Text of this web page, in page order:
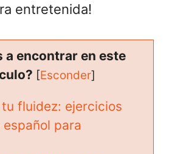
entretenida!
a encontrar en este
[Esconder]
fluidez: ejercicios
para